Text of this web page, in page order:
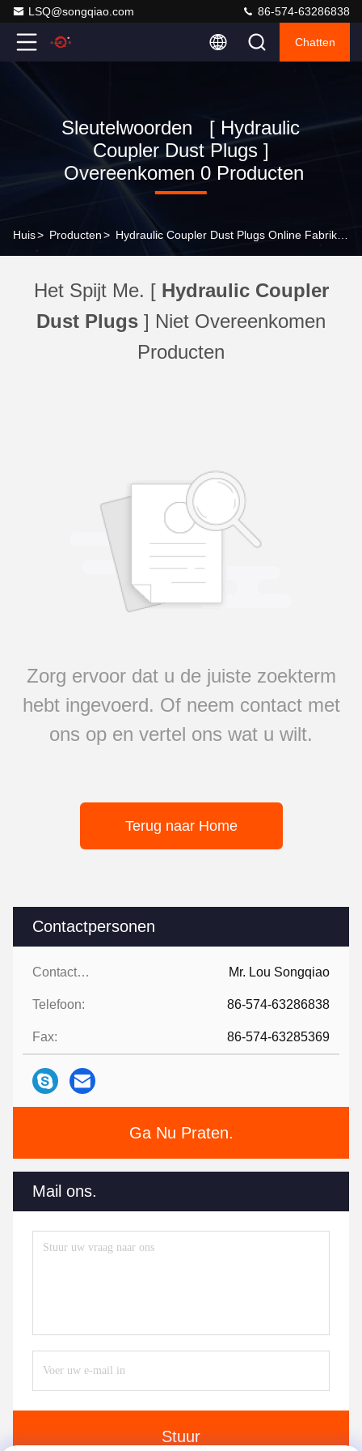
LSQ@songqiao.com 86-574-63286838
Chatten
Sleutelwoorden [ Hydraulic
Coupler Dust Plugs ]
Overeenkomen 0 Producten
Huis> Producten>
Contactpersonen
Contactpersonen: Mr. Lou Songqiao
Telefoon: 86-574-63286838
Fax: 86-574-63285369
Ga Nu Praten.
Mail ons.
Stuur
Het Spijt Me. [ Hydraulic Coupler
Dust Plugs ] Niet Overeenkomen
Producten
Zorg ervoor dat u de juiste zoekterm
hebt ingevoerd. Of neem contact met
ons op en vertel ons wat u wilt.
Terug naar Home